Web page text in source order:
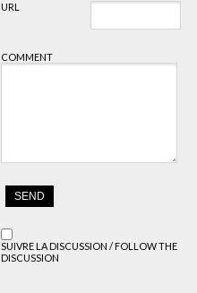
URL
COMMENT
SUIVRE LA DISCUSSION / FOLLOW THE
DISCUSSION